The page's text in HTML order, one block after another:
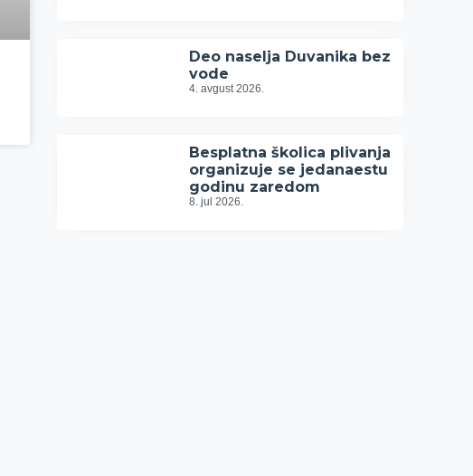
Deo naselja Duvanika bez
vode
4. avgust 2026.
Besplatna školica plivanja
organizuje se jedanaestu
godinu zaredom
8. jul 2026.